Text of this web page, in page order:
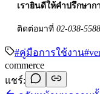
เรายินดีให้คำปรึกษา
ติดต่อมาที่ 02-038-5588
#คู่มือการใช้งาน#
commerce
แชร์: